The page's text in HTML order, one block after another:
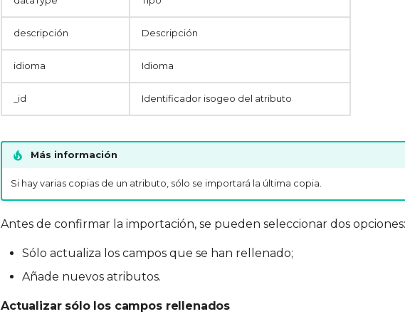
descripción Descripción
idioma Idioma
_id Identificador isogeo del atributo
Más información
Si hay varias copias de un atributo, sólo se importará la última copia.
Antes de confirmar la importación, se pueden seleccionar dos opciones:
Sólo actualiza los campos que se han rellenado;
Añade nuevos atributos.
Actualizar sólo los campos rellenados